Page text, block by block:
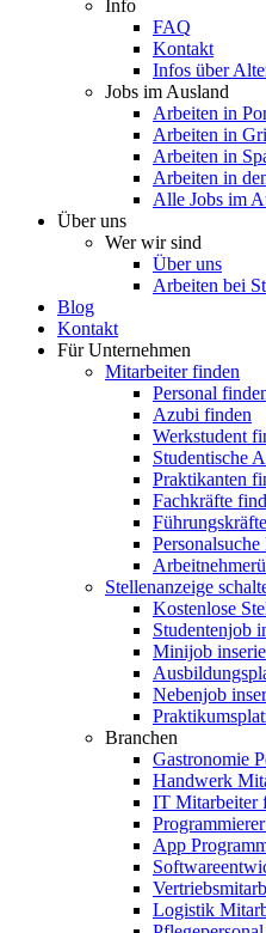
Info
FAQ
Kontakt
Infos über
Jobs im Ausland
Arbeiten in
Arbeiten in
Arbeiten in
Arbeiten in
Alle Jobs im
Über uns
Wer wir sind
Über uns
Arbeiten bei
Blog
Kontakt
Für Unternehmen
Mitarbeiter finden
Personal
Azubi finden
Werkstudent
Studentische
Praktikanten
Fachkräfte
Stellenanzeige
Kostenlose
Studentenjob
Minijob
Nebenjob
Branchen
Gastronomie
Handwerk
IT Mitarbeiter
App
Logistik